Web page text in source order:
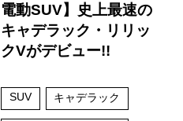
電動SUV】史上最速の
キャデラック・リリッ
クVがデビュー!!
SUV キャデラック